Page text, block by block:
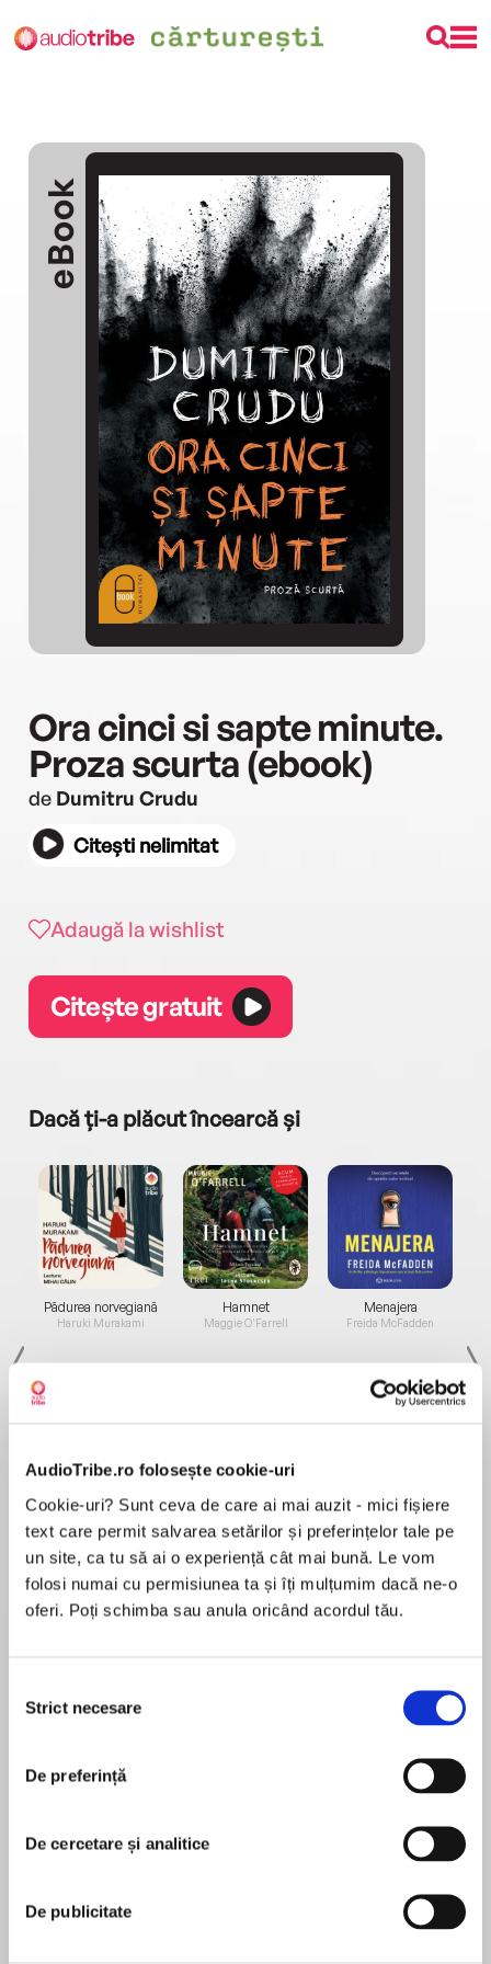
AudioTribe.ro folosește cookie-uri
Cookie-uri? Sunt ceva de care ai mai auzit - mici fișiere
text care permit salvarea setărilor și preferințelor tale pe
un site, ca tu să ai o experiență cât mai bună. Le vom
folosi numai cu permisiunea ta și îți mulțumim dacă ne-o
oferi. Poți schimba sau anula oricând acordul tău.
consimțământului
Strict necesare
De preferință
De cercetare și analitice
De publicitate
eBook
Ora cinci si sapte minute.
Proza scurta (ebook)
de Dumitru Crudu
Citești nelimitat
Adaugă la wishlist
Citește gratuit
Dacă ți-a plăcut încearcă și
Pădurea norvegiană
Haruki Murakami
Elita de Argint (Elita
Hamnet
Maggie O'Farrell
Diavolul se îmbracă de
la...
Lauren Weisberger
Menajera
Freida McFadden
Migdală
Sohn Won-pyung
început războiul din Ucraina. Printr-o serie de
întâlnesc tandrețea și absurdul, emoția și
violența extremă, cartea surprinde spiritul
deciziilor care afectează viețile oamenilor
totdeauna. Cu prelungiri în istoria recentă sau
mai îndepărtată a Republicii Moldova, Ora cinci
În acest moment nu există recenzii